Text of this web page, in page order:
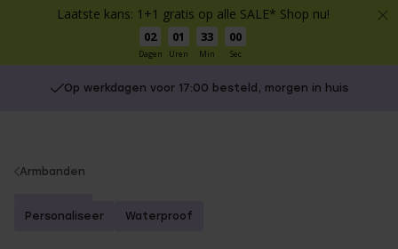
Laatste kans: 1+1 gratis op alle SALE* Shop nu!
02
Dagen
01
Uren
33
Min
00
Sec
Op werkdagen voor 17:00 besteld, morgen in huis
You
here:
Armbanden
Personaliseer Waterproof